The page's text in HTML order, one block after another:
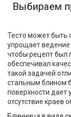
Выбираем
Тесто может быть
упрощает ведение
чтобы рецепт был
обеспечивал
такой задачей
стальным блином
поверхности дает
отсутствие краев